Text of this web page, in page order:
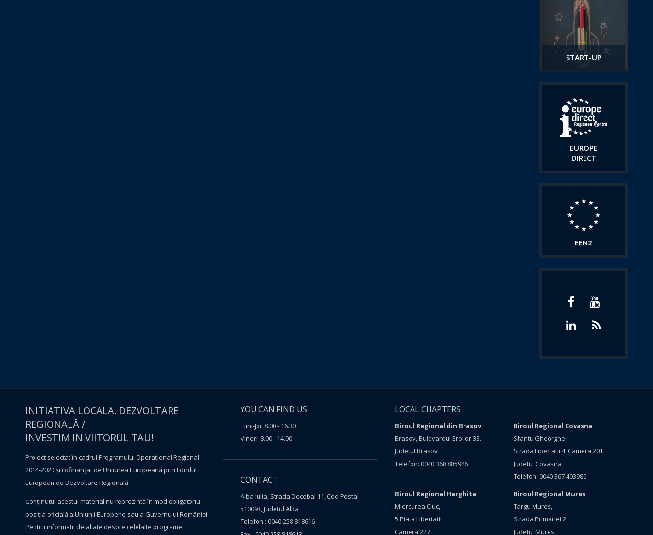
START-UP
EUROPE
DIRECT
EEN2
INITIATIVA LOCALA. DEZVOLTARE
REGIONALĂ /
INVESTIM IN VIITORUL TAU!
Proiect selectat în cadrul Programului Operațional Regional
2014-2020 și cofinanțat de Uniunea Europeană prin Fondul
European de Dezvoltare Regională.
Conţinutul acestui material nu reprezintă în mod obligatoriu
poziţia oficială a Uniunii Europene sau a Guvernului României.
Pentru informatii detaliate despre celelalte programe
YOU CAN FIND US
Luni-Joi: 8.00 - 16.30
Vineri: 8.00 - 14.00
CONTACT
Alba Iulia, Strada Decebal 11, Cod Postal
510093, Judetul Alba
Telefon : 0040 258 818616
LOCAL CHAPTERS
Biroul Regional din Brasov
Brasov, Bulevardul Eroilor 33.
Judetul Brasov
Telefon: 0040 368 885946
Biroul Regional Covasna
Sfantu Gheorghe
Strada Libertatii 4, Camera 201
Judetul Covasna
Telefon: 0040 367 403980
Biroul Regional Harghita
Miercurea Ciuc,
5 Piata Libertatii
Camera 227
Biroul Regional Mures
Targu Mures,
Strada Primariei 2
Judetul Mures